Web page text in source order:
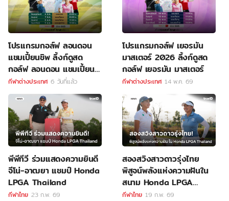
โปรแกรมกอล์ฟ ลอนดอน
แชมเปี้ยนชิพ ลิ้งก์ดูสด
กอล์ฟ ลอนดอน แชมเปี้ยน
ชิพ
กีฬาต่างประเทศ 6 วันที่แล้ว
โปรแกรมกอล์ฟ เยอรมัน
มาสเตอร์ 2026 ลิ้งก์ดูสด
กอล์ฟ เยอรมัน มาสเตอร์
กีฬาต่างประเทศ 14 พ.ค. 69
พีพีทีวี ร่วมแสดงความยินดี
จีโน่-อาฒยา แชมป์ Honda
LPGA Thailand
กีฬาไทย 23 ก.พ. 69
สองสวิงสาวดาวรุ่งไทย
พิสูจน์พลังแห่งความฝันใน
สนาม Honda LPGA
Thailand
กีฬาไทย 19 ก.พ. 69